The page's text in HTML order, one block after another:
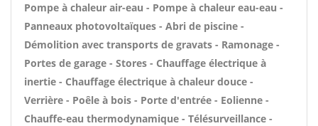
Pompe à chaleur air-eau - Pompe à chaleur eau-eau -
Panneaux photovoltaïques - Abri de piscine -
Démolition avec transports de gravats - Ramonage -
Portes de garage - Stores - Chauffage électrique à
inertie - Chauffage électrique à chaleur douce -
Verrière - Poêle à bois - Porte d'entrée - Eolienne -
Chauffe-eau thermodynamique - Télésurveillance -